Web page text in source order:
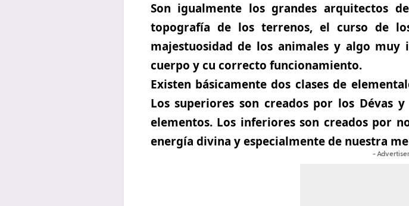
Son igualmente los grandes arquitectos
topografía de los terrenos, el curso de
majestuosidad de los animales y algo
cuerpo y cu correcto funcionamiento.
Existen básicamente dos clases de
Los superiores son creados por los Dévas
elementos. Los inferiores son creados por
energía divina y especialmente de nuestra
-